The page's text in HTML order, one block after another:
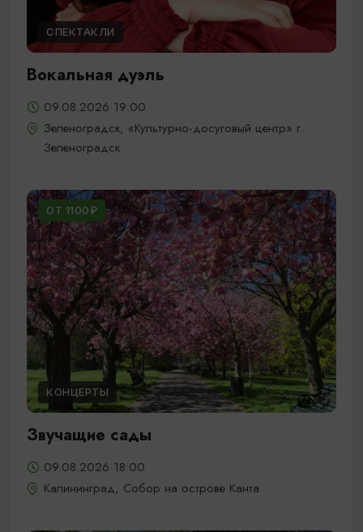
СПЕКТАКЛИ
Вокальная дуэль
09.08.2026 19:00
Зеленоградск, «Культурно-досуговый центр» г.
Зеленоградск
ОТ 1100₽
КОНЦЕРТЫ
Звучащие сады
09.08.2026 18:00
Калининград, Собор на острове Канта